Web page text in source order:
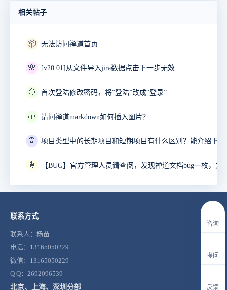
相关帖子
📦 无法访问禅道首页
🌸 [v20.01]从文件导入jira数据点击下一步无效
🍋 首次登陆修改密码，将“登陆”改成“登录”
🌱 请问禅道markdown如何插入图片？
🙊
🍦
联系方式
联系人：杨苗
电话：13165050229
微信：13165050229
Q Q：2692096539
北京、上海、深圳分部
咨询
提问
反馈